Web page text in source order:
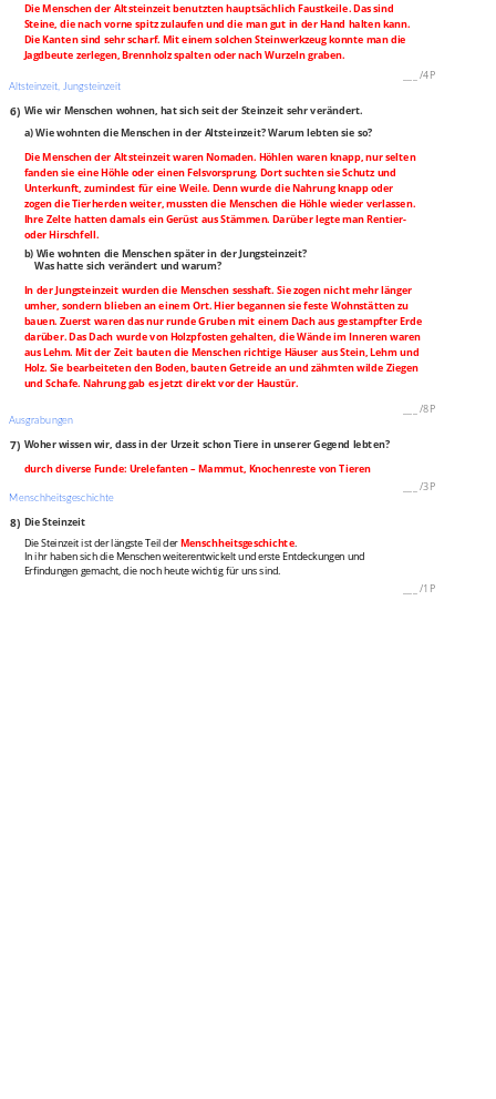
Die Menschen der Altsteinzeit benutzten hauptsächlich Faustkeile. Das sind
Steine, die nach vorne spitz zulaufen und die man gut in der Hand halten kann.
Die Kanten sind sehr scharf. Mit einem solchen Steinwerkzeug konnte man die
Jagdbeute zerlegen, Brennholz spalten oder nach Wurzeln graben.
/4P
Altsteinzeit, Jungsteinzeit
6) Wie wir Menschen wohnen, hat sich seit der Steinzeit sehr verändert.
a) Wie wohnten die Menschen in der Altsteinzeit? Warum lebten sie so?
Die Menschen der Altsteinzeit waren Nomaden. Höhlen waren knapp, nur selten
fanden sie eine Höhle oder einen Felsvorsprung. Dort suchten sie Schutz und
Unterkunft, zumindest für eine Weile. Denn wurde die Nahrung knapp oder
zogen die Tierherden weiter, mussten die Menschen die Höhle wieder verlassen.
Ihre Zelte hatten damals ein Gerüst aus Stämmen. Darüber legte man Rentier-
oder Hirschfell.
b) Wie wohnten die Menschen später in der Jungsteinzeit?
Was hatte sich verändert und warum?
In der Jungsteinzeit wurden die Menschen sesshaft. Sie zogen nicht mehr länger
umher, sondern blieben an einem Ort. Hier begannen sie feste Wohnstätten zu
bauen. Zuerst waren das nur runde Gruben mit einem Dach aus gestampfter Erde
darüber. Das Dach wurde von Holzpfosten gehalten, die Wände im Inneren waren
aus Lehm. Mit der Zeit bauten die Menschen richtige Häuser aus Stein, Lehm und
Holz. Sie bearbeiteten den Boden, bauten Getreide an und zähmten wilde Ziegen
und Schafe. Nahrung gab es jetzt direkt vor der Haustür.
/8P
Ausgrabungen
7) Woher wissen wir, dass in der Urzeit schon Tiere in unserer Gegend lebten?
durch diverse Funde: Urelefanten – Mammut, Knochenreste von Tieren
/3P
Menschheitsgeschichte
8) Die Steinzeit
Die Steinzeit ist der längste Teil derMenschheitsgeschichte.
In ihr haben sich die Menschen weiterentwickelt und erste Entdeckungen und
Erfindungen gemacht, die noch heute wichtig für uns sind.
/1P